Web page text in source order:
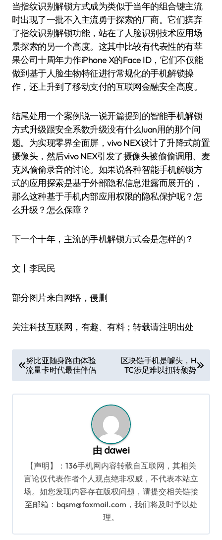
当指纹识别解锁方式成为类似于当年的组合键主流
时出现了一批不入主流勇于探索的厂商。它们摈弃
了指纹识别解锁功能，站在了人脸识别技术应用场
景探索的另一个高度。这其中比较有代表性的有苹
果公司十周年力作iPhone X的Face ID，它们不仅能
做到基于人脸生物特征进行常规化的手机解锁操
作，还上升到了移动支付的互联网金融安全高度。
结尾处用一个案例说一说开篇提到的智能手机解锁
方式升级跟安全系数升级没有什么luan用的那个问
题。为实现零界全面屏，vivo NEX设计了升降式前置
摄像头，然后vivo NEX引发了摄像头被偷偷调用、麦
克风偷偷录音的讨论。如果说各种智能手机解锁方
式的应用探索是基于外部隐私信息泄露而展开的，
那么这种基于手机内部应用权限的隐私保护呢？怎
么升级？怎么保障？
下一个十年，主流的手机解锁方式会是怎样的？
文丨李民民
部分图片来自网络，侵删
关注科技互联网，有趣、有料；转载请注明出处
章
导
努比亚随身路由体验
流量卡时代最佳伴侣
区块链手机是噱头，H
TC涉足难以扭转颓势
由 dawei
【声明】：136手机网内容转载自互联网，其相关
言论仅代表作者个人观点绝非权威，不代表本站立
场。如您发现内容存在版权问题，请提交相关链接
至邮箱：bqsm@foxmail.com，我们将及时予以处
理。